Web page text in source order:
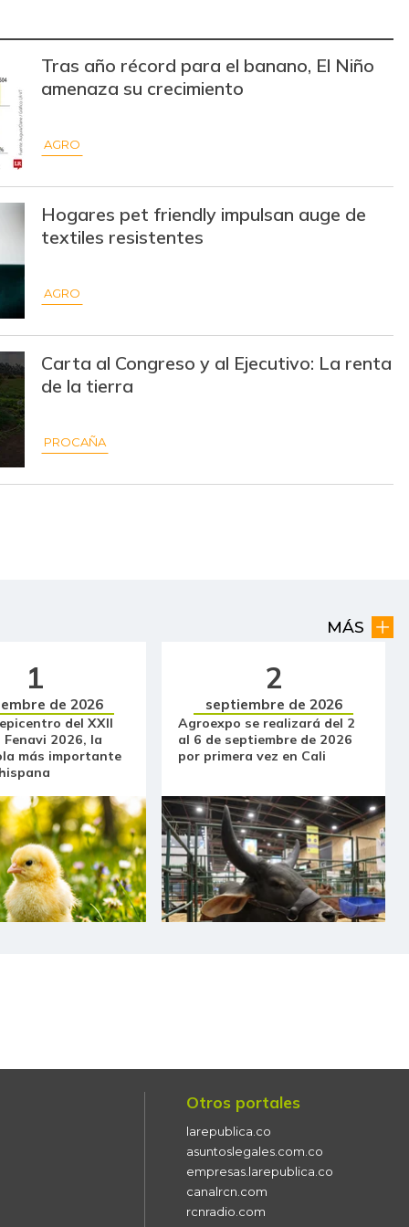
$ 18.000,00 +$ 4.000,00 +28,57%
$ 2.642,00 -$ 69,00 -2,55%
$ 2.614,50
$ 3.187,50 +$ 229,00 +7,74%
$ 28.000,00 - -
$ 847,00
$ 2.139,00
$ 935,00 +$ 28,00 +3,09%
$ 2.119,00
$ 17.333,00 - -
$ 23.500,00 - -
$ 25.000,00 -$ 1.667,00 -6,25%
-
+$ 92,00
Tras año récord para el banano, El Niño
amenaza su crecimiento
AGRO
Hogares pet friendly impulsan auge de
textiles resistentes
AGRO
Carta al Congreso y al Ejecutivo: La renta
de la tierra
PROCAÑA
MÁS
1
de 2026
del XXII
Fenavi 2026, la
más importante
2
septiembre de 2026
Agroexpo se realizará del 2
al 6 de septiembre de 2026
por primera vez en Cali
Otros portales
larepublica.co
asuntoslegales.com.co
empresas.larepublica.co
canalrcn.com
rcnradio.com